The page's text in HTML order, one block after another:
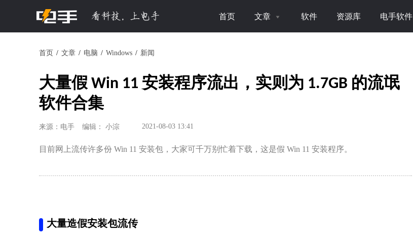
首页 文章 软件 资源库 电手软件
首页 文章 电脑 Windows 新闻
大量假 Win 11 安装程序流出，实则为 1.7GB 的流氓
软件合集
来源：电手 编辑： 小淙 2021-08-03 13:41
目前网上流传许多份 Win 11 安装包，大家可千万别忙着下载，这是假 Win 11 安装程序。
大量造假安装包流传